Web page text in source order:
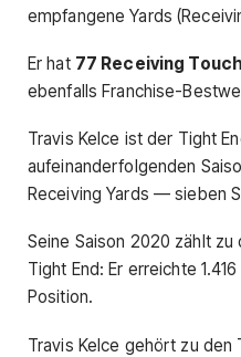
empfangene Yards
Er hat 77 Receiving
ebenfalls Franchise-
Travis Kelce ist der Tight
aufeinanderfolgenden
Receiving Yards — sieben
Seine Saison 2020 zählt
Tight End: Er erreichte
Position.
Travis Kelce gehört zu den